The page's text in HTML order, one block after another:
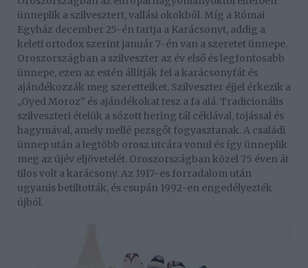
ünneplik a szilvesztert, vallási okokból. Míg a Római
Egyház december 25-én tartja a Karácsonyt, addig a
keleti ortodox szerint január 7-én van a szeretet ünnepe.
Oroszországban a szilveszter az év első és legfontosabb
ünnepe, ezen az estén állítják fel a karácsonyfát és
ajándékozzák meg szeretteiket. Szilveszter éjjel érkezik a
„Gyed Moroz” és ajándékokat tesz a fa alá. Tradicionális
szilveszteri ételük a sózott hering tál céklával, tojással és
hagymával, amely mellé pezsgőt fogyasztanak. A családi
ünnep után a legtöbb orosz utcára vonul és így ünneplik
meg az újév eljövetelét. Oroszországban közel 75 éven át
tilos volt a karácsony. Az 1917-es forradalom után
ugyanis betiltották, és csupán 1992-en engedélyezték
újból.